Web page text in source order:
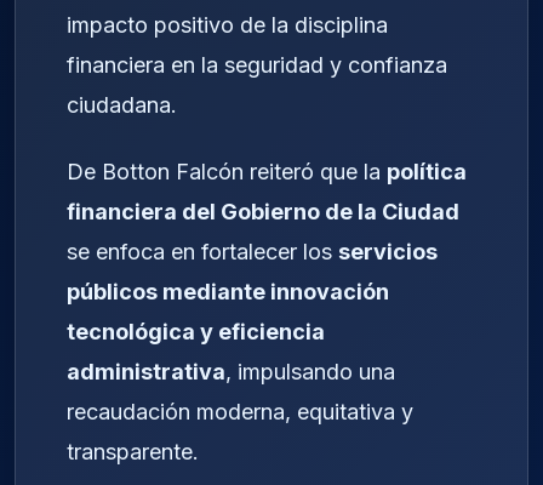
impacto positivo de la disciplina
financiera en la seguridad y confianza
ciudadana.
De Botton Falcón reiteró que la política
financiera del Gobierno de la Ciudad
se enfoca en fortalecer los servicios
públicos mediante innovación
tecnológica y eficiencia
administrativa, impulsando una
recaudación moderna, equitativa y
transparente.